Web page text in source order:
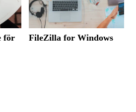
för
FileZilla for Windows